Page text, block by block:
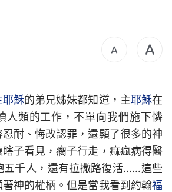
耶穌的弟兄姊妹都知道，主耶穌在
人類的工作，不單向我們施下憐
耐、悔改認罪，還顯了很多的神
子看見，瘸子行走，痲瘋病得醫
五千人，還有拉撒路復活……這些
神的權柄。但是當我看到約翰福